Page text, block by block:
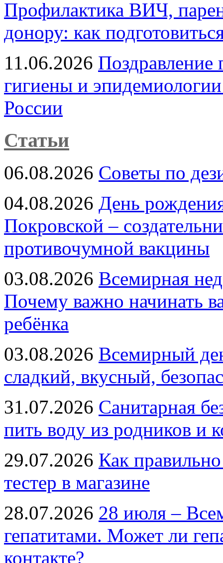
Профилактика ВИЧ,
донору: как
11.06.2026 Поздравление
гигиены и
России
Статьи
06.08.2026 Советы по
04.08.2026 День
Покровской –
противочумной вакцины
03.08.2026 Всемирная
Почему важно начинать
ребёнка
03.08.2026 Всемирный
сладкий, вкусный,
31.07.2026 Санитарная
пить воду из родников и
29.07.2026 Как
тестер в магазине
28.07.2026 28 июля –
гепатитами. Может ли
контакте?